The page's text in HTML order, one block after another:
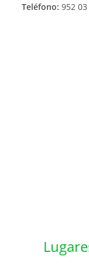
Teléfono: 952